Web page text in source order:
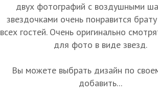
двух фотографий с воздушными
звездочками очень понравится
всех гостей. Очень оригинально
для фото в виде звезд.
Вы можете выбрать дизайн по
добавить...